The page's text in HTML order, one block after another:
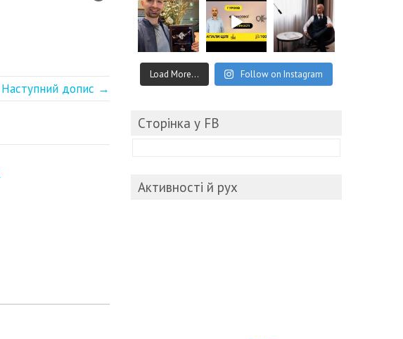
Наступний допис →
Load More... Follow on Instagram
Cторінка у FB
Активності й рух